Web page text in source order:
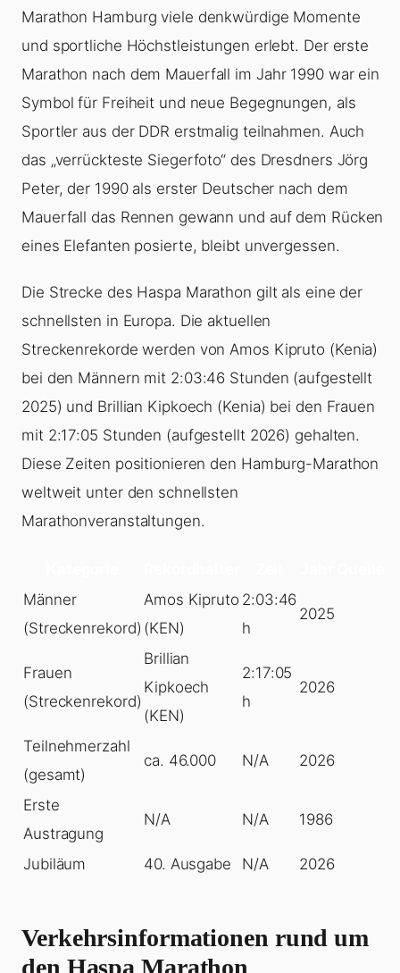
Marathon Hamburg viele denkwürdige Momente
und sportliche Höchstleistungen erlebt. Der erste
Marathon nach dem Mauerfall im Jahr 1990 war ein
Symbol für Freiheit und neue Begegnungen, als
Sportler aus der DDR erstmalig teilnahmen. Auch
das „verrückteste Siegerfoto“ des Dresdners Jörg
Peter, der 1990 als erster Deutscher nach dem
Mauerfall das Rennen gewann und auf dem Rücken
eines Elefanten posierte, bleibt unvergessen.
Die Strecke des Haspa Marathon gilt als eine der
schnellsten in Europa. Die aktuellen
Streckenrekorde werden von Amos Kipruto (Kenia)
bei den Männern mit 2:03:46 Stunden (aufgestellt
2025) und Brillian Kipkoech (Kenia) bei den Frauen
mit 2:17:05 Stunden (aufgestellt 2026) gehalten.
Diese Zeiten positionieren den Hamburg-Marathon
weltweit unter den schnellsten
Marathonveranstaltungen.
Männer
(Streckenrekord)
Amos Kipruto
(KEN)
2:03:46
h
2025
Frauen
(Streckenrekord)
Brillian
Kipkoech
(KEN)
2:17:05
h
2026
Teilnehmerzahl
(gesamt)
ca. 46.000 N/A 2026
Erste
Austragung
N/A N/A 1986
Jubiläum 40. Ausgabe N/A 2026
Verkehrsinformationen rund um
den Haspa Marathon